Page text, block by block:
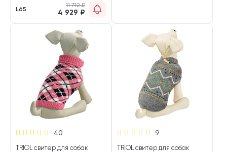
L65
11 712₽
4 929 ₽
40
TRIOL свитер для собак
9
TRIOL свитер для собак